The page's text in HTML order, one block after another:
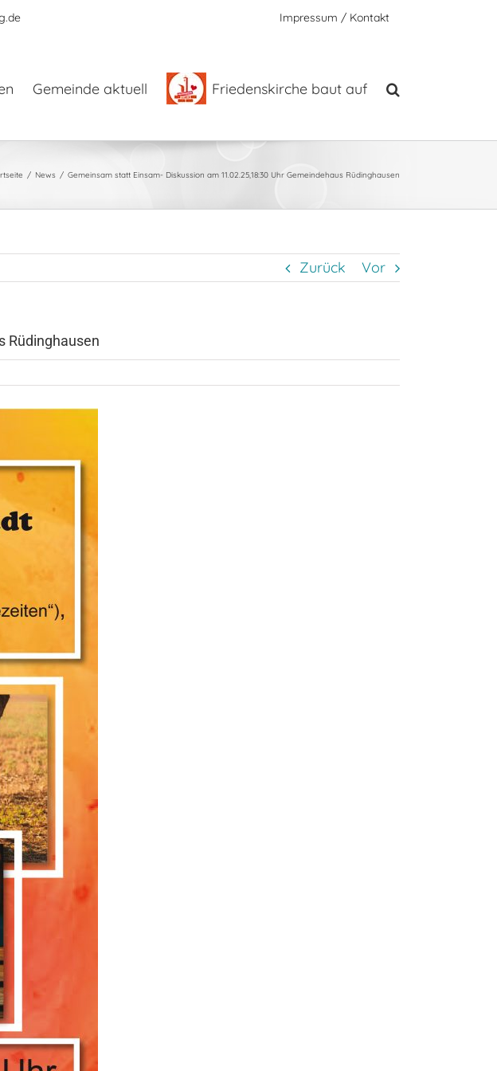
Impressum / Kontakt
Gemeinde aktuell Friedenskirche baut auf
News Gemeinsam statt Einsam- Diskussion am 11.02.25,18:30 Uhr Gemeindehaus Rüdinghausen
Zurück Vor
Rüdinghausen